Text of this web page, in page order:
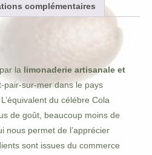
complémentaires
la limonaderie artisanale et
pair-sur-mer dans le pays
du célébre Cola
de goût, beaucoup moins de
nous permet de l’apprécier
sont issues du commerce